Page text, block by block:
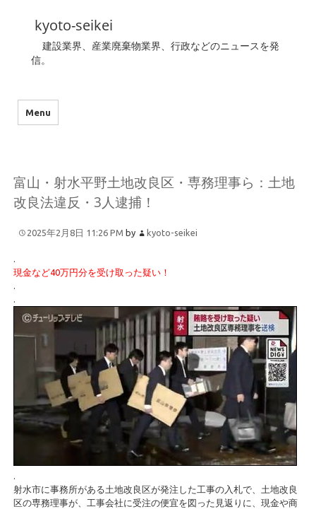
kyoto-seikei
建設業界、産業廃棄物業界、行政などのニュースを発
信。
Menu
富山・射水平野土地改良区・専務理事ら：土地
改良法違反・3人逮捕！
2025年2月8日 11:26 PM by kyoto-seikei
.
現金など40万円分を受け取った疑い！
.
.
.
射水市に事務所がある土地改良区が発注した工事の入札で、土地改良
区の専務理事が、工事会社に受注の便宜を図った見返りに、現金や商